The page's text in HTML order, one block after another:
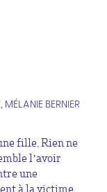
MÉLANIE BERNIER
fille. Rien ne
l’avoir
une
à la victime,